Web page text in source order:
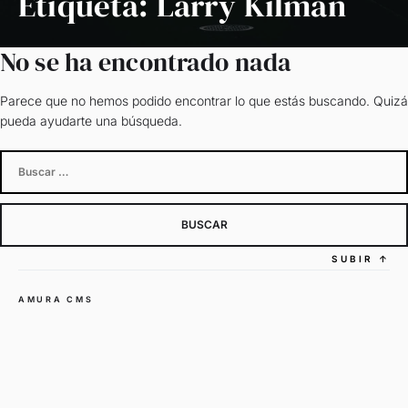
No se ha encontrado nada
Parece que no hemos podido encontrar lo que estás buscando. Quizá
pueda ayudarte una búsqueda.
SUBIR ↑
AMURA CMS